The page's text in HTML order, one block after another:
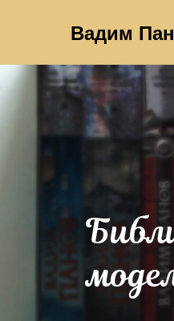
Вадим